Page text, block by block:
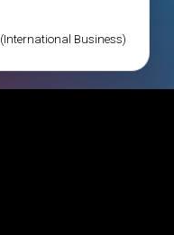
(International Business)